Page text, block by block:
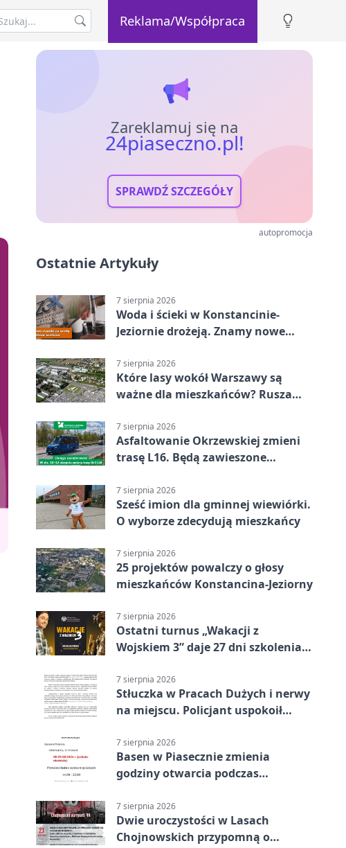
Reklama/Współpraca
Zareklamuj się na
24piaseczno.pl!
SPRAWDŹ SZCZEGÓŁY
autopromocja
Ostatnie Artykuły
7 sierpnia 2026
Woda i ścieki w Konstancinie-
Jeziornie drożeją. Znamy nowe
7 sierpnia 2026
Które lasy wokół Warszawy są
ważne dla mieszkańców? Rusza
7 sierpnia 2026
Asfaltowanie Okrzewskiej zmieni
trasę L16. Będą zawieszone
7 sierpnia 2026
Sześć imion dla gminnej wiewiórki.
O wyborze zdecydują mieszkańcy
7 sierpnia 2026
25 projektów powalczy o głosy
mieszkańców Konstancina-Jeziorny
7 sierpnia 2026
Ostatni turnus „Wakacji z
Wojskiem 3” daje 27 dni szkolenia i
7 sierpnia 2026
Stłuczka w Pracach Dużych i nerwy
na miejscu. Policjant uspokoił
7 sierpnia 2026
Basen w Piasecznie zmienia
godziny otwarcia podczas
7 sierpnia 2026
Dwie uroczystości w Lasach
Chojnowskich przypomną o